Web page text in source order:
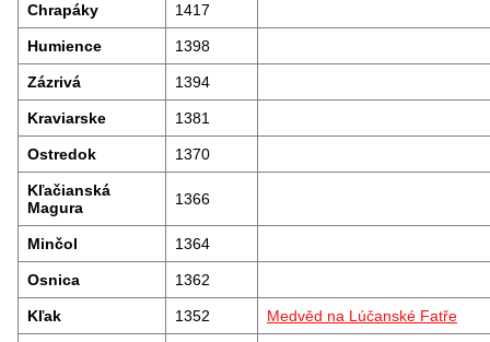
Chrapáky 1417
Humience 1398
Zázrivá 1394
Kraviarske 1381
Ostredok 1370
Kľačianská
Magura
1366
Minčol 1364
Osnica 1362
Kľak 1352 Medvěd na Lúčanské Fatře